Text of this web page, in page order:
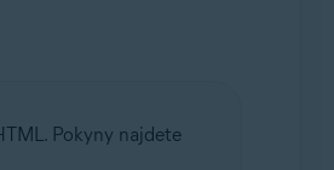
Pokyny najdete